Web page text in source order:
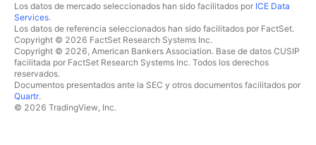
Los datos de mercado seleccionados han sido facilitados por ICE Data
Services.
Los datos de referencia seleccionados han sido facilitados por FactSet.
Copyright © 2026 FactSet Research Systems Inc.
Copyright © 2026, American Bankers Association. Base de datos CUSIP
facilitada por FactSet Research Systems Inc. Todos los derechos
reservados.
Documentos presentados ante la SEC y otros documentos facilitados por
Quartr.
© 2026 TradingView, Inc.